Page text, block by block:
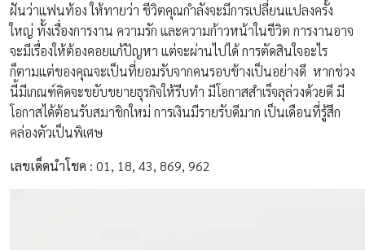
ฝันว่าแฟนท้อง ให้ทายว่า ชีวิตคุณกำลังจะมีการเปลี่ยนแปลงครั้ง
ใหญ่ ทั้งเรื่องการงาน ความรัก และความก้าวหน้าในชีวิต การงานอาจ
จะมีเรื่องให้ต้องคอยแก้ปัญหา แต่จะผ่านไปได้ การตัดสินใจอะไร
ก็ตามแต่ของคุณจะเป็นที่ยอมรับจากคนรอบข้างเป็นอย่างดี หากช่วง
นี้มีเกณฑ์คิดจะขยับขยายธุรกิจให้รีบทำ มีโอกาสสำเร็จลุล่วงด้วยดี มี
โอกาสได้ต้อนรับสมาชิกใหม่ การเงินมีรายรับดีมาก เป็นเดือนที่รู้สึก
คล่องตัวเป็นพิเศษ
เลขเด็ดนำโชค : 01, 18, 43, 869, 962